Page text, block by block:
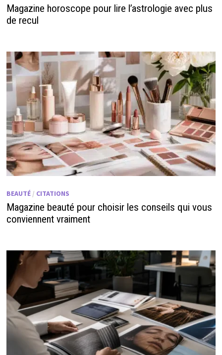
Magazine horoscope pour lire l’astrologie avec plus
de recul
BEAUTÉ/ CITATIONS
Magazine beauté pour choisir les conseils qui vous
conviennent vraiment